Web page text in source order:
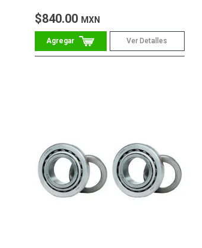
$840.00 MXN
Ver Detalles